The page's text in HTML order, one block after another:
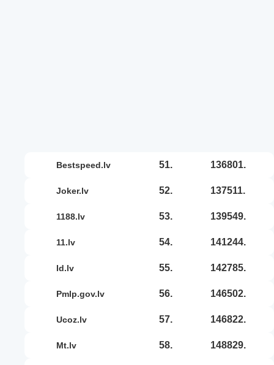
bestspeed.lv 51. 136801.
joker.lv 52. 137511.
1188.lv 53. 139549.
11.lv 54. 141244.
id.lv 55. 142785.
pmlp.gov.lv 56. 146502.
ucoz.lv 57. 146822.
mt.lv 58. 148829.